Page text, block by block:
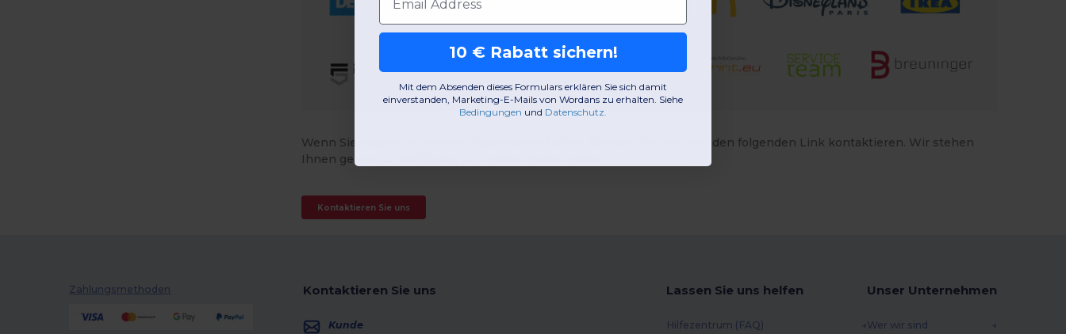
Wenn Sie Fragen zu unserer Organisation haben, können Sie uns über den folgenden Link kontaktieren. Wir stehen
Ihnen gerne zur Verfügung und helfen Ihnen weiter.
Kontaktieren Sie uns
Zahlungsmethoden Kontaktieren Sie uns
Kunde
Lassen Sie uns helfen
Hilfezentrum (FAQ)
Unser Unternehmen
Wer wir sind
10 € Rabatt sichern!
Mit dem Absenden dieses Formulars erklären Sie sich damit
einverstanden, Marketing-E-Mails von Wordans zu erhalten. Siehe
Bedingungen und Datenschutz